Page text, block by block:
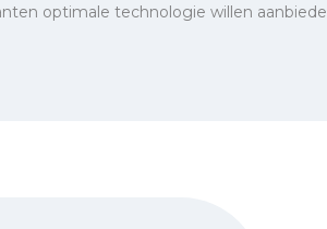
optimale technologie willen